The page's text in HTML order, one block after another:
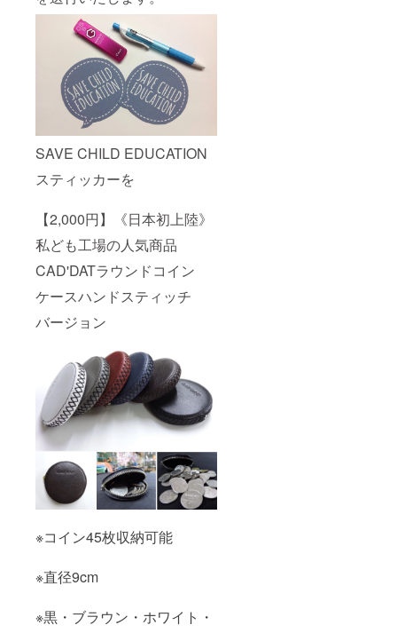
SAVE CHILD EDUCATION
スティッカーを
【2,000円】《日本初上陸》
私ども工場の人気商品
CAD'DATラウンドコイン
ケースハンドスティッチ
バージョン
※コイン45枚収納可能
※直径9cm
※黒・ブラウン・ホワイト・